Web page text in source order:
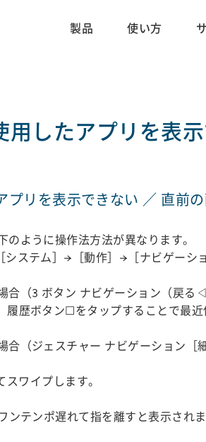
製品 使い方
したアプリを表
リを表示できない ／ 直前
ように操作法方法が異なります。
ステム］→［動作］→［ナビゲーシ
合（3 ボタン ナビゲーション（戻
歴ボタン☐をタップすることで最近
（ジェスチャー ナビゲーション［
ワイプします。
テンポ遅れて指を離すと表示されま